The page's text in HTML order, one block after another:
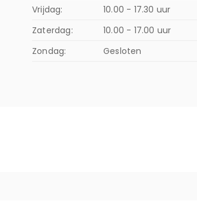
Vrijdag:
10.00 - 17.30 uur
Zaterdag:
10.00 - 17.00 uur
Zondag:
Gesloten